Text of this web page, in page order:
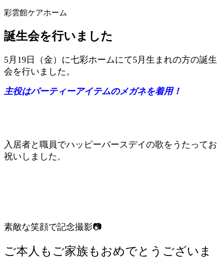
彩雲館ケアホーム
誕生会を行いました
5月19日（金）に七彩ホームにて5月生まれの方の誕生
会を行いました。
主役はパーティーアイテムのメガネを着用！
入居者と職員でハッピーバースデイの歌をうたってお
祝いしました 。
素敵な笑顔で記念撮影📷
ご本人もご家族もおめでとうございま